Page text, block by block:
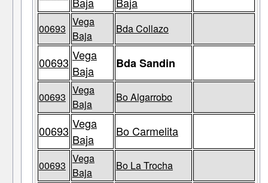
00693
Vega
Baja
Bda Collazo
00693 Vega
Baja
Bda Sandin
00693
Vega
Baja
Bo Algarrobo
00693 Vega
Baja
Bo Carmelita
00693
Vega
Baja
Bo La Trocha